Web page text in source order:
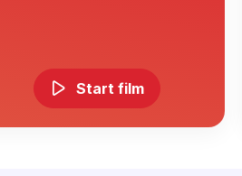
Start film